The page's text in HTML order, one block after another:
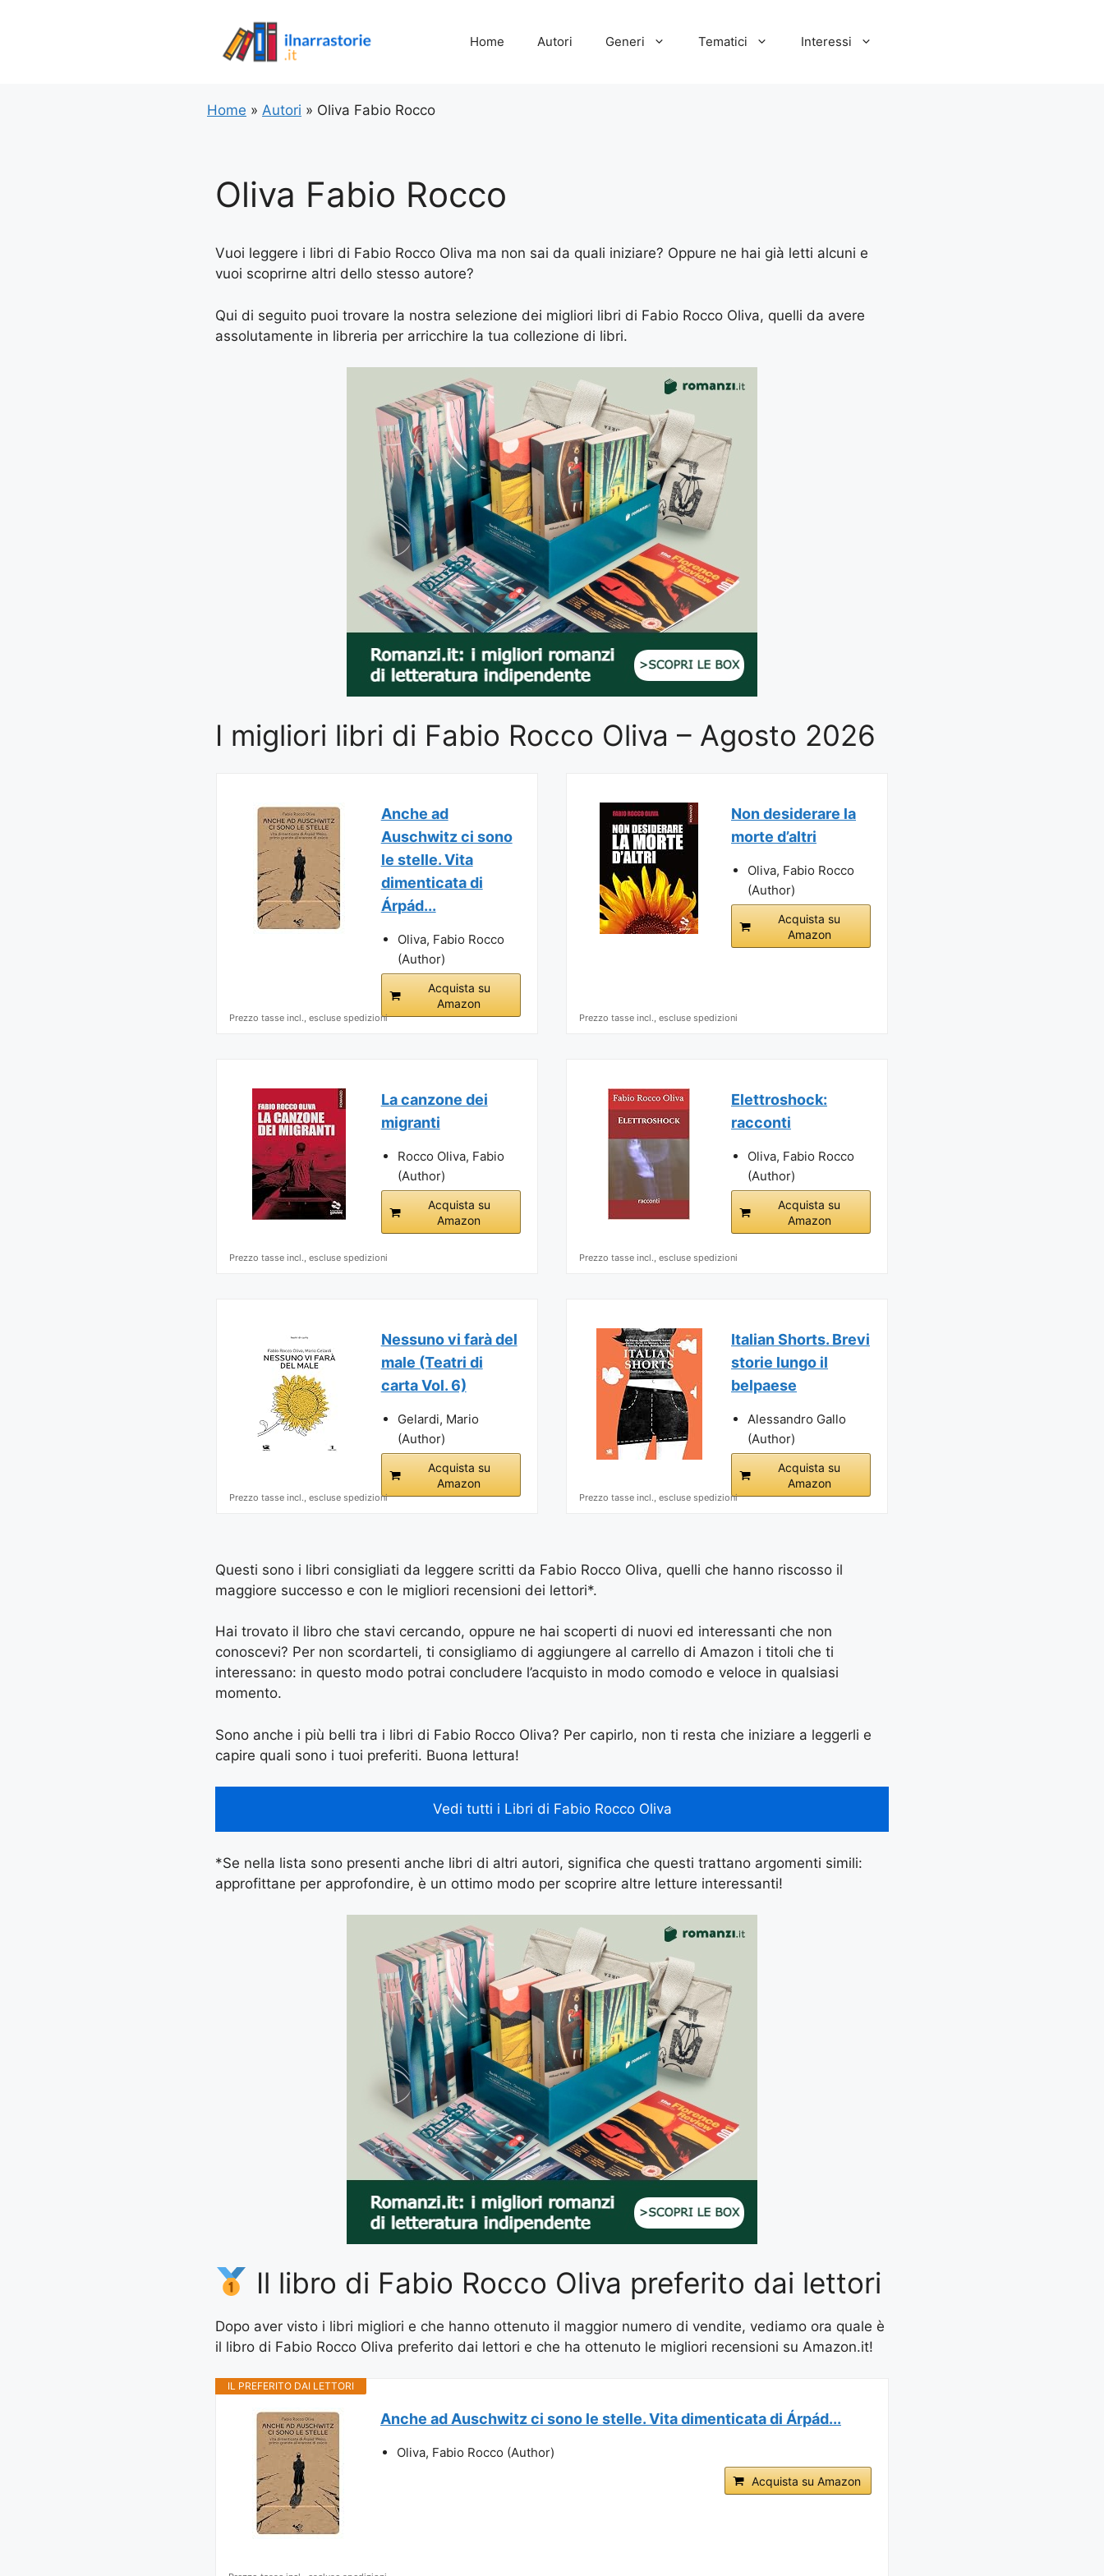
Home Autori Generi Tematici Interessi
Home » Autori » Oliva Fabio Rocco
Oliva Fabio Rocco
Vuoi leggere i libri di Fabio Rocco Oliva ma non sai da quali iniziare? Oppure ne hai già letti alcuni e
vuoi scoprirne altri dello stesso autore?
Qui di seguito puoi trovare la nostra selezione dei migliori libri di Fabio Rocco Oliva, quelli da avere
assolutamente in libreria per arricchire la tua collezione di libri.
I migliori libri di Fabio Rocco Oliva – Agosto 2026
Anche ad
Auschwitz ci sono
le stelle. Vita
dimenticata di
Árpád...
Oliva, Fabio Rocco
(Author)
Acquista su
Amazon
Prezzo tasse incl., escluse spedizioni
Non desiderare la
morte d’altri
Oliva, Fabio Rocco
(Author)
Acquista su
Amazon
Prezzo tasse incl., escluse spedizioni
La canzone dei
migranti
Rocco Oliva, Fabio
(Author)
Acquista su
Amazon
Prezzo tasse incl., escluse spedizioni
Elettroshock:
racconti
Oliva, Fabio Rocco
(Author)
Acquista su
Amazon
Prezzo tasse incl., escluse spedizioni
Nessuno vi farà del
male (Teatri di
carta Vol. 6)
Gelardi, Mario
(Author)
Acquista su
Amazon
Prezzo tasse incl., escluse spedizioni
Italian Shorts. Brevi
storie lungo il
belpaese
Alessandro Gallo
(Author)
Acquista su
Amazon
Prezzo tasse incl., escluse spedizioni
Questi sono i libri consigliati da leggere scritti da Fabio Rocco Oliva, quelli che hanno riscosso il
maggiore successo e con le migliori recensioni dei lettori*.
Hai trovato il libro che stavi cercando, oppure ne hai scoperti di nuovi ed interessanti che non
conoscevi? Per non scordarteli, ti consigliamo di aggiungere al carrello di Amazon i titoli che ti
interessano: in questo modo potrai concludere l’acquisto in modo comodo e veloce in qualsiasi
momento.
Sono anche i più belli tra i libri di Fabio Rocco Oliva? Per capirlo, non ti resta che iniziare a leggerli e
capire quali sono i tuoi preferiti. Buona lettura!
Vedi tutti i Libri di Fabio Rocco Oliva
*Se nella lista sono presenti anche libri di altri autori, significa che questi trattano argomenti simili:
approfittane per approfondire, è un ottimo modo per scoprire altre letture interessanti!
Il libro di Fabio Rocco Oliva preferito dai lettori
Dopo aver visto i libri migliori e che hanno ottenuto il maggior numero di vendite, vediamo ora quale è
il libro di Fabio Rocco Oliva preferito dai lettori e che ha ottenuto le migliori recensioni su Amazon.it!
IL PREFERITO DAI LETTORI
Anche ad Auschwitz ci sono le stelle. Vita dimenticata di Árpád...
Oliva, Fabio Rocco (Author)
Acquista su Amazon